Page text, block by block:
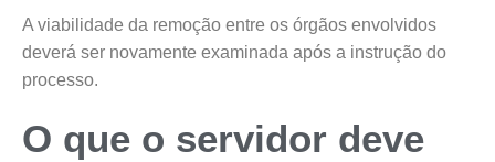
A viabilidade da remoção entre os órgãos envolvidos
deverá ser novamente examinada após a instrução do
processo.
O que o servidor deve